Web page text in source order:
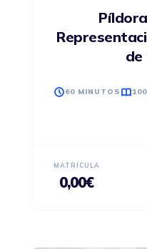
de
60 MINUTOS
MATRÍCULA
0,00€